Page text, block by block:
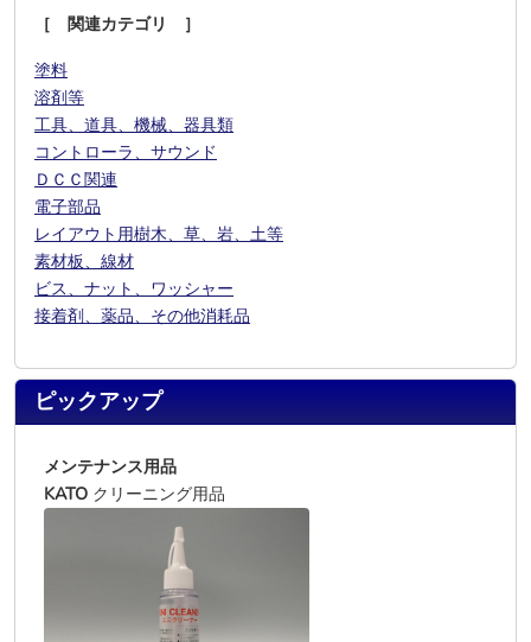
［ 関連カテゴリ ］
塗料
溶剤等
工具、道具、機械、器具類
コントローラ、サウンド
ＤＣＣ関連
電子部品
レイアウト用樹木、草、岩、土等
素材板、線材
ビス、ナット、ワッシャー
接着剤、薬品、その他消耗品
ピックアップ
メンテナンス用品
KATO クリーニング用品